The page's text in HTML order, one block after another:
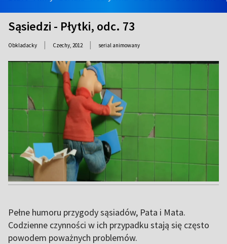
Sąsiedzi - Płytki, odc. 73
Obkladacky | Czechy, 2012 | serial animowany
Pełne humoru przygody sąsiadów, Pata i Mata.
Codzienne czynności w ich przypadku stają się często
powodem poważnych problemów.